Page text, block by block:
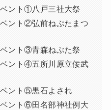
ント①八戸三社大祭
ント②弘前ねぷたまつ
ント③青森ねぶた祭
ント④五所川原立佞武
ント⑤黒石よされ
ント⑥田名部神社例大